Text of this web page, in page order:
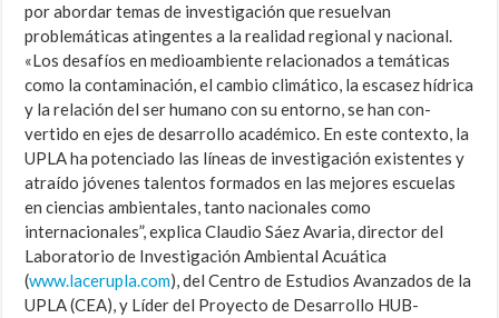
por abordar temas de investigación que resuelvan
problemáticas atingentes a la realidad regional y nacional.
«Los desafíos en medioambiente rela­cionados a temáticas
como la contaminación, el cambio climático, la escasez hídrica
y la relación del ser humano con su entorno, se han con­
vertido en ejes de desarrollo académico. En este contexto, la
UPLA ha potenciado las líneas de investigación existentes y
atraído jóvenes talen­tos formados en las mejores escuelas
en ciencias ambientales, tanto na­cionales como
internacionales”, explica Claudio Sáez Avaria, director del
Laboratorio de Investigación Ambiental Acuática
(www.lacerupla.com), del Centro de Estudios Avanzados de la
UPLA (CEA), y Líder del Proyecto de Desarrollo HUB-